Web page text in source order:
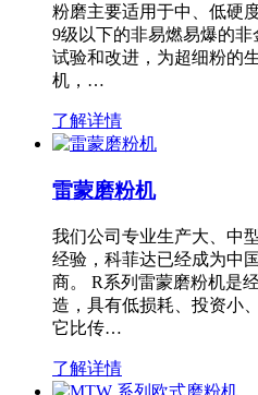
粉磨主要适用于中、低硬
9级以下的非易燃易爆的
试验和改进，为超细粉的
机，…
了解详情
雷蒙磨粉机
我们公司专业生产大、中
经验，科菲达已经成为中
商。 R系列雷蒙磨粉机是
造，具有低损耗、投资小
它比传…
了解详情